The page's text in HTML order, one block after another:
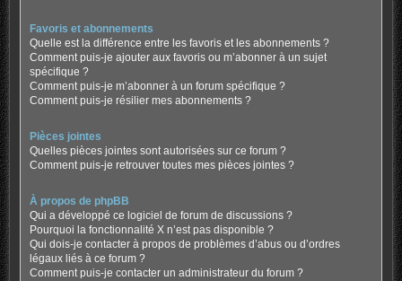
Favoris et abonnements
Quelle est la différence entre les favoris et les abonnements ?
Comment puis-je ajouter aux favoris ou m’abonner à un sujet
spécifique ?
Comment puis-je m’abonner à un forum spécifique ?
Comment puis-je résilier mes abonnements ?
Pièces jointes
Quelles pièces jointes sont autorisées sur ce forum ?
Comment puis-je retrouver toutes mes pièces jointes ?
À propos de phpBB
Qui a développé ce logiciel de forum de discussions ?
Pourquoi la fonctionnalité X n’est pas disponible ?
Qui dois-je contacter à propos de problèmes d’abus ou d’ordres
légaux liés à ce forum ?
Comment puis-je contacter un administrateur du forum ?